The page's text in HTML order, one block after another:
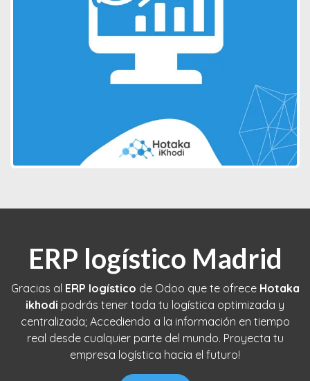
ERP logístico Madrid
Gracias al ERP logístico de Odoo que te ofrece Hotaka
ikhodi podrás tener toda tu logística optimizada y
centralizada; Accediendo a la información en tiempo
real desde cualquier parte del mundo. Proyecta tu
empresa logística hacia el futuro!